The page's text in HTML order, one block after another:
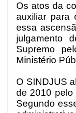
Os atos da
auxiliar para
essa
julgamento
Supremo
Ministério
O SINDJUS
de 2010 pelo
Segundo